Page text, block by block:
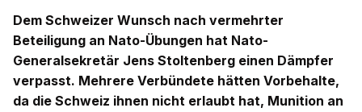
Dem Schweizer Wunsch nach vermehrter
Beteiligung an Nato-Übungen hat Nato-
Generalsekretär Jens Stoltenberg einen Dämpfer
verpasst. Mehrere Verbündete hätten Vorbehalte,
da die Schweiz ihnen nicht erlaubt hat, Munition an